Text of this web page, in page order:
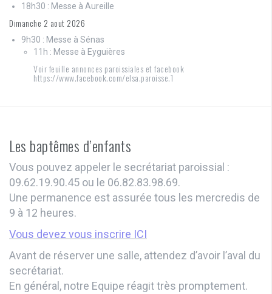
18h30 : Messe à Aureille
Dimanche 2 aout 2026
9h30 : Messe à Sénas
11h : Messe à Eyguières
Voir feuille annonces paroissiales et facebook
https://www.facebook.com/elsa.paroisse.1
Les baptêmes d’enfants
Vous pouvez appeler le secrétariat paroissial :
09.62.19.90.45 ou le 06.82.83.98.69.
Une permanence est assurée tous les mercredis de
9 à 12 heures.
Vous devez vous inscrire ICI
Avant de réserver une salle, attendez d’avoir l’aval du
secrétariat.
En général, notre Equipe réagit très promptement.